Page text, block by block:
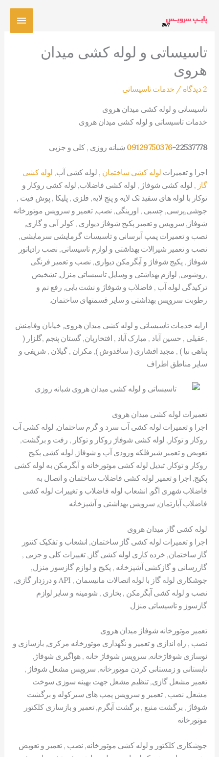
تاسیساتی و لوله کشی میدان
هروی
2 دیدگاه / خدمات تاسیساتی
تاسیساتی و لوله کشی میدان هروی
خدمات تاسیساتی و لوله کشی میدان هروی
09129750376-22537778 شبانه روزی , کلی و جزیی
اجرا و تعمیرات لوله کشی ساختمان , لوله کشی آب, لوله کشی
گاز , لوله کشی شوفاژ , لوله کشی فاضلاب, لوله کشی روکار و
توکار با لوله های سفید تک لایه و پنج لایه, فلزی , پلیکا , پوش فیت ,
جوشی,پرسی, چسبی , اورینگی, نصب, تعمیر و سرویس موتورخانه
شوفاژ, سرویس و تعمیر پکیج شوفاژ دیواری , کولر آبی و گازی,
نصب و تعمیرات پمپ آبرسانی و تاسیسات گرمایشی سرمایشی,
نصب و تعمیر شیرالات بهداشتی و لوازم تاسیساتی, نصب رادیاتور
شوفاژ , پکیج شوفاژ و آبگرمکن دیواری, نصب و تعمیر فرنگی
,روشویی, لوازم بهداشتی و وسایل تاسیساتی منزل, تشخیص
ترکیدگی لوله آب , فاضلاب و شوفاژ و نشت یابی, رفع نم و
رطوبت سرویس بهداشتی و سایر قسمتهای ساختمان.
ارایه خدمات تاسیساتی و لوله کشی میدان هروی, خیابان وفامنش
,عقیلی , حسین آباد , مبارک آباد , افتخاریان, گستان پنجم ,گلزار (
پناهی نیا ) , مجید افشاری ( ساقدوش ), مکران , گیلان , شریفی و
سایر مناطق اطراف
تعمیرات لوله کشی میدان هروی
اجرا و تعمیرات لوله کشی آب سرد و گرم ساختمان, لوله کشی آب
روکار و توکار, لوله کشی شوفاژ روکار و توکار , رفت و برگشت,
تعویض و تعمیر شیرفلکه ورودی آب و شوفاژ, لوله کشی پکیج
روکار و توکار, تبدیل لوله کشی موتورخانه و آبگرمکن به لوله کشی
پکیج, اجرا و تعمیر لوله کشی فاضلاب ساختمان و اتصال به
فاضلاب شهری اگو, انشعاب لوله فاضلاب و تغییرات لوله کشی
فاضلاب آپارتمان, سرویس بهداشتی و آشپزخانه
لوله کشی گاز میدان هروی
اجرا و تعمیرات لوله کشی گاز ساختمان, انشعاب و تفکیک کنتور
گاز ساختمان, خرده کاری لوله کشی گاز, تغییرات کلی و جزیی ,
گازرسانی و گازکشی آشپزخانه , پکیج و لوازم گازسوز منزل,
جوشکاری لوله گاز با لوله اتصالات مانیسمان , API و درزدار گازی,
نصب و لوله کشی آبگرمکن , بخاری , شومینه و سایر لوازم
گازسوز و تاسیساتی منزل
تعمیر موتورخانه شوفاژ میدان هروی
نصب , راه اندازی و تعمیر و نگهداری موتورخانه مرکزی, بازسازی و
نوسازی شوفاژخانه, سرویس شوفاژ خانه , هواگیری شوفاژ,
تابستانی و زمستانی کردن موتورخانه, سرویس مشعل شوفاژ ,
تعمیر مشعل گازی, تنظیم مشعل جهت بهینه سوزی سوخت
مشعل, نصب , تعمیر و سرویس پمپ های سیرکوله و برگشت
شوفاژ , برگشت منبع , برگشت آبگرم, تعمیر و بازسازی کلکتور
موتورخانه
جوشکاری کلکتور و لوله کشی موتورخانه, نصب , تعمیر و تعویض